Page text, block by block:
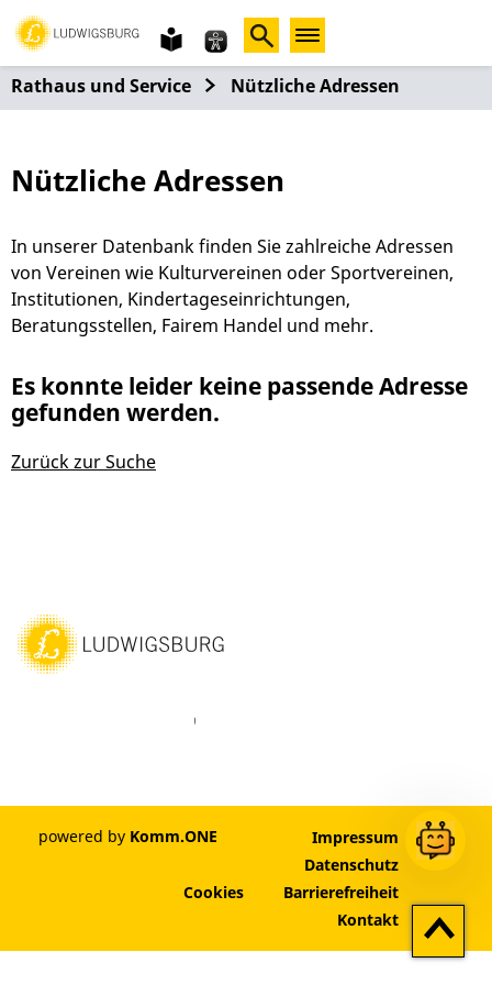
Gebärdensprache
leichte
Sprache
Rathaus und Service Nützliche Adressen
Nützliche Adressen
In unserer Datenbank finden Sie zahlreiche Adressen
von Vereinen wie Kulturvereinen oder Sportvereinen,
Institutionen, Kindertageseinrichtungen,
Beratungsstellen, Fairem Handel und mehr.
Es konnte leider keine passende Adresse
gefunden werden.
Zurück zur Suche
LinkedIn
powered by Komm.ONE
Impressum
Datenschutz
Cookies
Barrierefreiheit
Kontakt
Zum